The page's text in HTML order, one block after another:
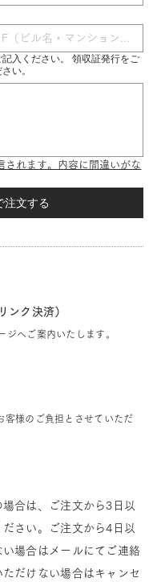
入ください。 領収証発行をご
い。
れます。内容に間違いがな
文する
ンク決済）
ジへご案内いたします。
様のご負担とさせていただ
合は、ご注文から3日以
さい。ご注文から4日以
い場合はメールにてご連絡
だけない場合はキャンセ